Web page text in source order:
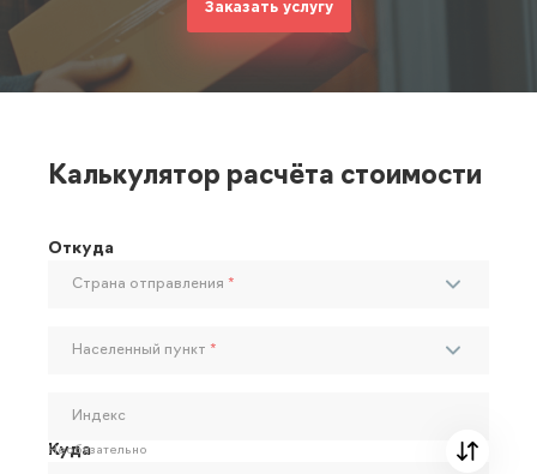
Заказать услугу
Калькулятор расчёта стоимости
Откуда
Страна отправления *
Населенный пункт *
Индекс
Необязательно
Куда